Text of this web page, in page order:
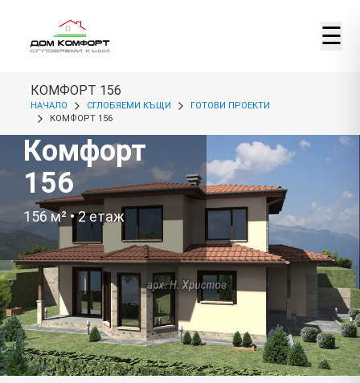
☰
КОМФОРТ 156
НАЧАЛО СГЛОБЯЕМИ КЪЩИ
ГОТОВИ ПРОЕКТИ
КОМФОРТ 156
Комфорт
156
156 м² •2етаж